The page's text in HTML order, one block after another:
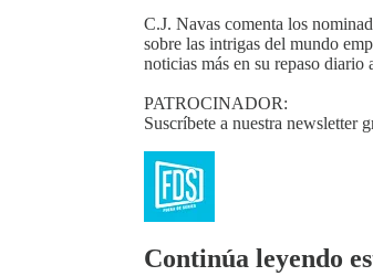
C.J. Navas comenta los
sobre las intrigas del mundo
noticias más en su repaso diario
PATROCINADOR:
Suscríbete a nuestra newsletter
Continúa leyendo